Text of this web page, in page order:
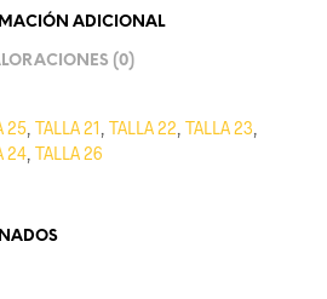
ADICIONAL
(0)
25 TALLA 21 TALLA 22 TALLA 23
24 TALLA 26